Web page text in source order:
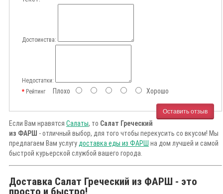
Достоинства:
Недостатки:
РейтингПлохо Хорошо
Оставить отзыв
Если Вам нравятся Салаты, то Салат Греческий
из ФАРШ - отличный выбор, для того чтобы перекусить со вкусом! Мы
предлагаем Вам услугу доставка еды из ФАРШ на дом лучшей и самой
быстрой курьерской службой вашего города.
Доставка Салат Греческий из ФАРШ - это
просто и быстро!